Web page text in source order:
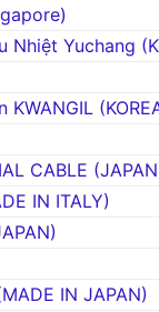
Nhiệt Yuchang
CABLE
IN ITALY)
IN JAPAN)